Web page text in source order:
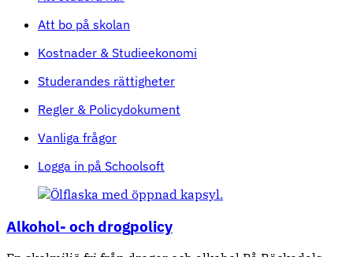
Att bo på skolan
Kostnader & Studieekonomi
Studerandes rättigheter
Regler & Policydokument
Vanliga frågor
Logga in på Schoolsoft
Alkohol- och drogpolicy